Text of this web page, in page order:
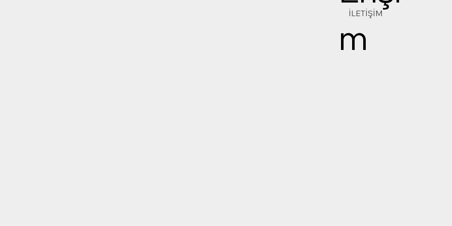
İLETİŞİM
m